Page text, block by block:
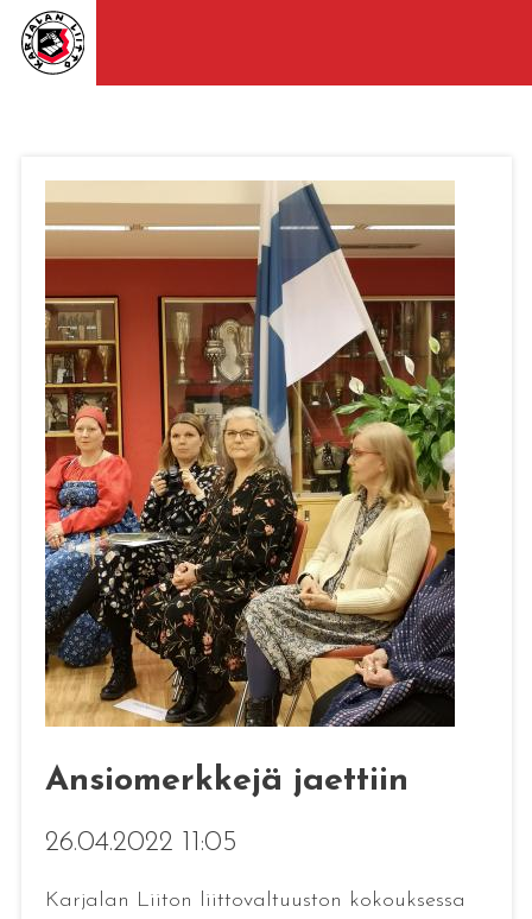
Ansiomerkkejä jaettiin
26.04.2022 11:05
Karjalan Liiton liittovaltuuston kokouksessa